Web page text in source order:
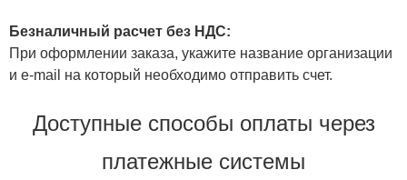
Безналичный расчет без НДС:
При оформлении заказа, укажите название организации
и e-mail на который необходимо отправить счет.
Доступные способы оплаты через
платежные системы